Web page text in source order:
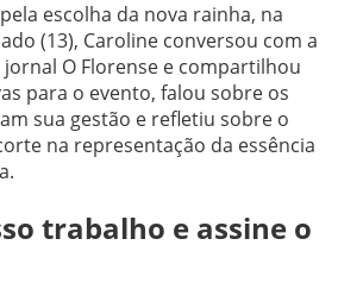
escolha da nova rainha, na
(13), Caroline conversou com a
O Florense e compartilhou
para o evento, falou sobre os
sua gestão e refletiu sobre o
na representação da essência
trabalho e assine o